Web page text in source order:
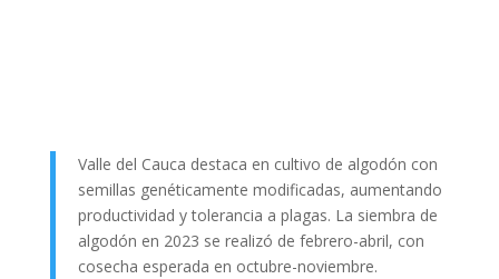
Valle del Cauca destaca en cultivo de algodón con
semillas genéticamente modificadas, aumentando
productividad y tolerancia a plagas. La siembra de
algodón en 2023 se realizó de febrero-abril, con
cosecha esperada en octubre-noviembre.